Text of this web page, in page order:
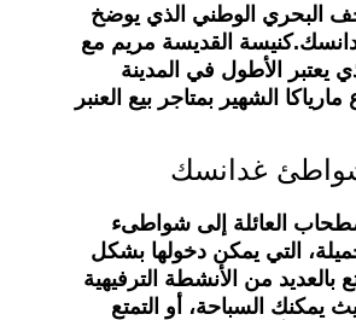
البحري الوطني الذي يوضخ
القديسة مريم مع
يعتبر الأطول في المدينة
الشهير بمتاجر بيع العنبر
غدانسك
العائلة إلى شواطىء
التي يمكن دخولها بشكل
بالعديد من الأنشطة الترفيهية
يمكنك السباحة، أو التمتع